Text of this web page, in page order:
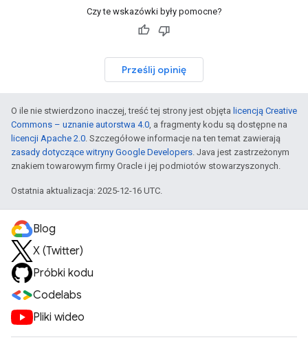
Czy te wskazówki były pomocne?
Prześlij opinię
O ile nie stwierdzono inaczej, treść tej strony jest objęta licencją Creative
Commons – uznanie autorstwa 4.0, a fragmenty kodu są dostępne na
licencji Apache 2.0. Szczegółowe informacje na ten temat zawierają
zasady dotyczące witryny Google Developers. Java jest zastrzeżonym
znakiem towarowym firmy Oracle i jej podmiotów stowarzyszonych.
Ostatnia aktualizacja: 2025-12-16 UTC.
Blog
X (Twitter)
Próbki kodu
Codelabs
Pliki wideo